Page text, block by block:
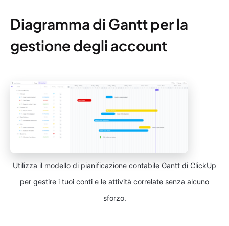
Diagramma di Gantt per la
gestione degli account
Utilizza il modello di pianificazione contabile Gantt di ClickUp
per gestire i tuoi conti e le attività correlate senza alcuno
sforzo.